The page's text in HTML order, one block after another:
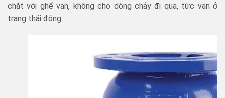
chặt với ghế van, không cho dòng chảy đi qua, tức van ở
trạng thái đóng.